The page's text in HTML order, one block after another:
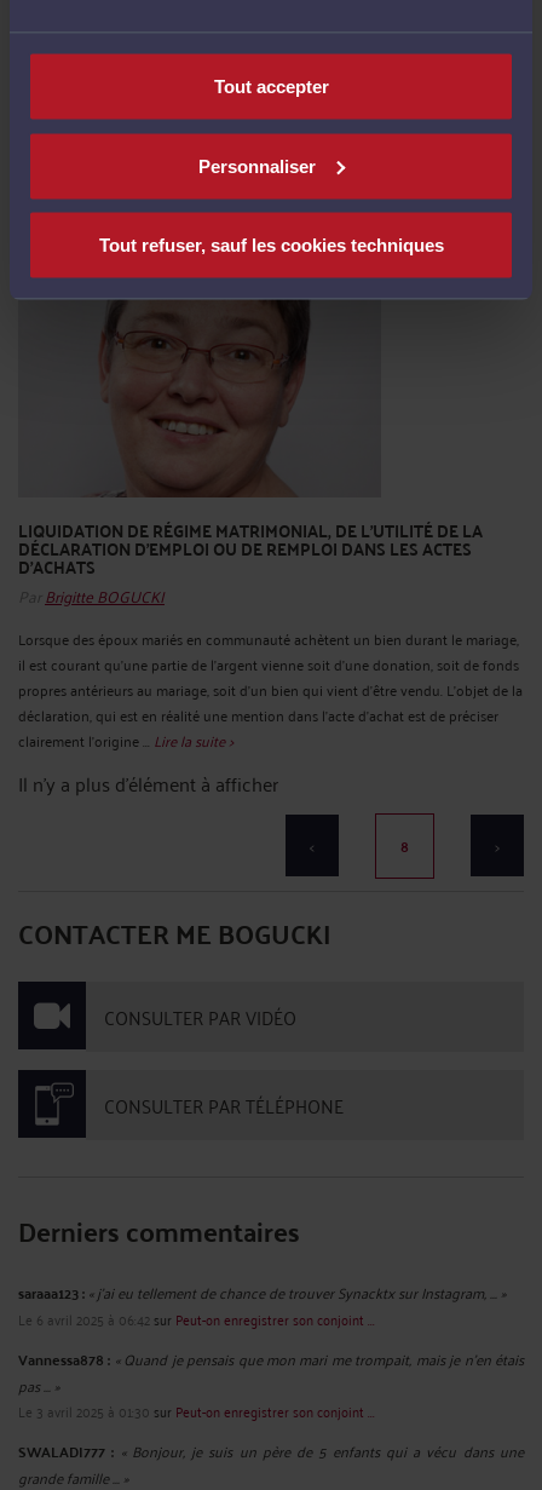
Tout accepter
Personnaliser
Tout refuser, sauf les cookies techniques
MARIAGE POUR TOUS, PROJET
La loi n'est pas encore votée, le processus législatif est toujours en cours et le
définitive pour faire ici un billet plus exhaustif. Toutefois d'ores et déjà, en l'état
de ce qui a été voté par l'Assemblée Nationale, le mariage pour tous aurait pour
LIQUIDATION DE RÉGIME MATRIMONIAL, DE L'UTILITÉ DE LA
DÉCLARATION D'EMPLOI OU DE REMPLOI DANS LES ACTES
D'ACHATS
Par Brigitte BOGUCKI
Lorsque des époux mariés en communauté achètent un bien durant le mariage,
il est courant qu'une partie de l'argent vienne soit d'une donation, soit de fonds
propres antérieurs au mariage, soit d'un bien qui vient d'être vendu. L'objet de la
déclaration, qui est en réalité une mention dans l'acte d'achat est de préciser
clairement l'origine ... Lire la suite >
Il n'y a plus d'élément à afficher
< 8 >
CONTACTER ME BOGUCKI
CONSULTER PAR VIDÉO
CONSULTER PAR TÉLÉPHONE
Derniers commentaires
saraaa123 :« j'ai eu tellement de chance de trouver Synacktx sur Instagram, ... »
Le 6 avril 2025 à 06:42sur Peut-on enregistrer son conjoint ...
Vannessa878 : « Quand je pensais que mon mari me trompait, mais je n'en étais
pas ... »
Le 3 avril 2025 à 01:30 sur Peut-on enregistrer son conjoint ...
SWALADI777 : « Bonjour, je suis un père de 5 enfants qui a vécu dans une
grande famille ... »